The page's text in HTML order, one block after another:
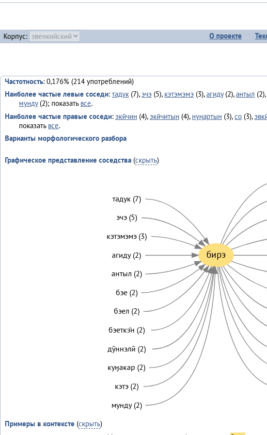
Корпус: О проекте
Частотность: 0,176% (214 употреблений)
Наиболее частые левые соседи: тадук(7),эчэ(5), кэтэмэмэ(3),агиду(2),антыл (2),
мунду(2); показать все.
Наиболее частые правые соседи: экӣчин (4),экӣчитын (4), нуӈартын (3),со(3),
показать все.
Варианты морфологического разбора
Графическое представление соседства(скрыть)
бирэ
тадук (7)
эчэ (5)
кэтэмэмэ (3)
агиду (2)
антыл (2)
бэе (2)
бэел (2)
бэеткэ̄н (2)
дӯннэлӣ (2)
куӈакар (2)
кэтэ (2)
мунду (2)
Примеры в контексте (скрыть)